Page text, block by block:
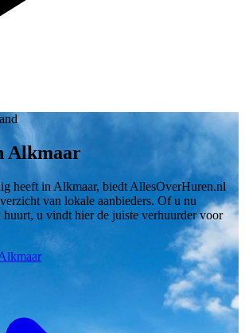
Alkmaar
heeft in Alkmaar, biedt AllesOverHuren.nl
van lokale aanbieders. Of u nu
u vindt hier de juiste verhuurder voor